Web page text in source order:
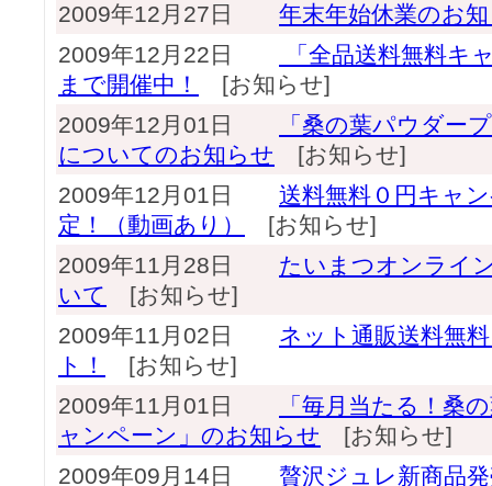
2009年12月27日 年末年始休業のお
2009年12月22日
「全品送料無料キ
まで開催中！
[お知らせ]
2009年12月01日
「桑の葉パウダー
についてのお知らせ [お知らせ]
2009年12月01日 送料無料０円キャ
定！（動画あり）
[お知らせ]
2009年11月28日 たいまつオンライ
いて
[お知らせ]
2009年11月02日 ネット通販送料無
ト！
[お知らせ]
2009年11月01日
「毎月当たる！桑
ャンペーン」のお知らせ [お知らせ]
2009年09月14日 贅沢ジュレ新商品